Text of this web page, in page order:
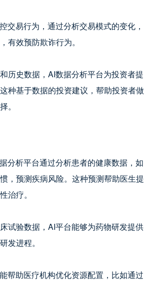
交易行为，通过分析交易模式的变化，
有效预防欺诈行为。
历史数据，AI数据分析平台为投资者提
种基于数据的投资建议，帮助投资者做
。
分析平台通过分析患者的健康数据，如
，预测疾病风险。这种预测帮助医生提
治疗。
试验数据，AI平台能够为药物研发提供
发进程。
帮助医疗机构优化资源配置，比如通过